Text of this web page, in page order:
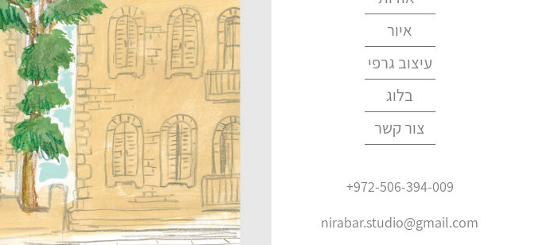
נירה בר
המלצות
איור
עיצוב גרפי
בלוג
צור קשר
+972-506-394-009
nirabar.studio@gmail.com